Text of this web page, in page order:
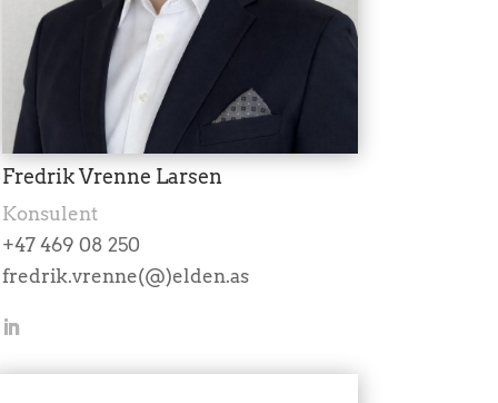
Fredrik Vrenne Larsen
Konsulent
+47 469 08 250
fredrik.vrenne(@)elden.as